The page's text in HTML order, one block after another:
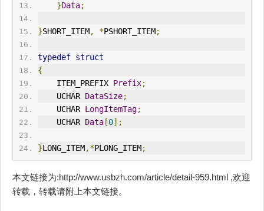
}Data;
}SHORT_ITEM, *PSHORT_ITEM;
typedef struct
{
    ITEM_PREFIX
Prefix;
    UCHAR
DataSize;
    UCHAR
LongItemTag;
    UCHAR
Data[0];
}LONG_ITEM,*PLONG_ITEM;
本文链接为:http://www.usbzh.com/article/detail-959.html ,欢迎
转载，转载请附上本文链接。